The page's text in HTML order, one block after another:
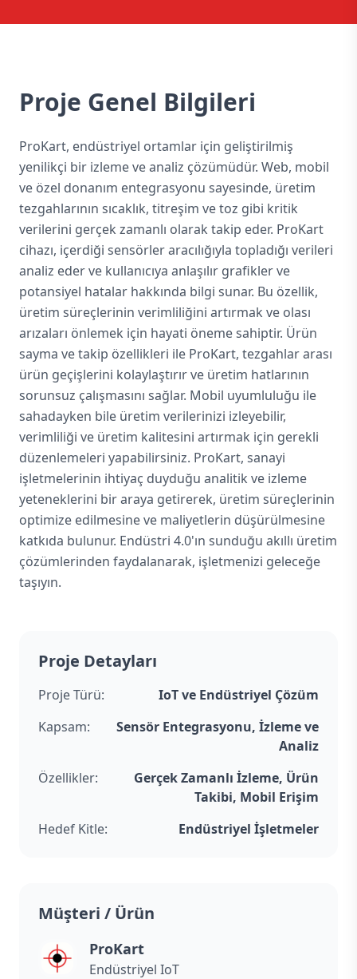
Proje Genel Bilgileri
ProKart, endüstriyel ortamlar için geliştirilmiş
yenilikçi bir izleme ve analiz çözümüdür. Web, mobil
ve özel donanım entegrasyonu sayesinde, üretim
tezgahlarının sıcaklık, titreşim ve toz gibi kritik
verilerini gerçek zamanlı olarak takip eder. ProKart
cihazı, içerdiği sensörler aracılığıyla topladığı verileri
analiz eder ve kullanıcıya anlaşılır grafikler ve
potansiyel hatalar hakkında bilgi sunar. Bu özellik,
üretim süreçlerinin verimliliğini artırmak ve olası
arızaları önlemek için hayati öneme sahiptir. Ürün
sayma ve takip özellikleri ile ProKart, tezgahlar arası
ürün geçişlerini kolaylaştırır ve üretim hatlarının
sorunsuz çalışmasını sağlar. Mobil uyumluluğu ile
sahadayken bile üretim verilerinizi izleyebilir,
verimliliği ve üretim kalitesini artırmak için gerekli
düzenlemeleri yapabilirsiniz. ProKart, sanayi
işletmelerinin ihtiyaç duyduğu analitik ve izleme
yeteneklerini bir araya getirerek, üretim süreçlerinin
optimize edilmesine ve maliyetlerin düşürülmesine
katkıda bulunur. Endüstri 4.0'ın sunduğu akıllı üretim
çözümlerinden faydalanarak, işletmenizi geleceğe
taşıyın.
Proje Detayları
Proje Türü:
IoT ve Endüstriyel Çözüm
Kapsam:
Sensör Entegrasyonu, İzleme ve
Analiz
Özellikler:
Gerçek Zamanlı İzleme, Ürün
Takibi, Mobil Erişim
Hedef Kitle:
Endüstriyel İşletmeler
Müşteri / Ürün
ProKart
Endüstriyel IoT